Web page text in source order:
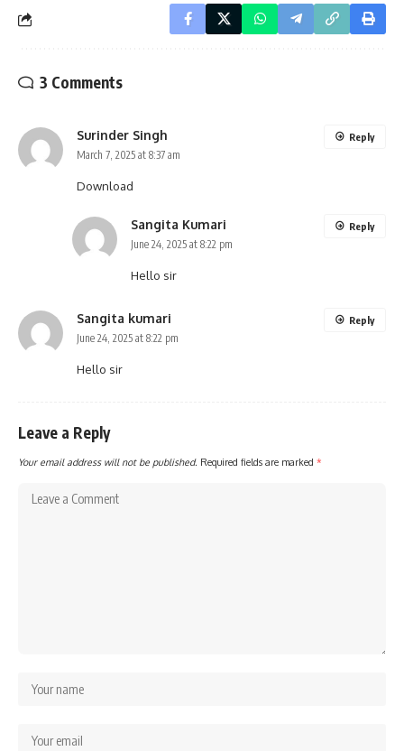
3 Comments
Surinder Singh
March 7, 2025 at 8:37 am
Download
Reply
Sangita Kumari
June 24, 2025 at 8:22 pm
Hello sir
Reply
Sangita kumari
June 24, 2025 at 8:22 pm
Hello sir
Reply
Leave a Reply
Your email address will not be published. Required fields are marked *